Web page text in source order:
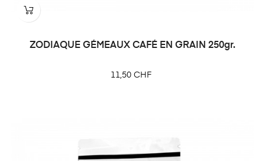
ZODIAQUE GÉMEAUX CAFÉ EN GRAIN 250gr.
Prix
11,50 CHF